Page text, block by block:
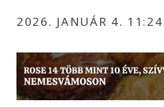
2026. JANUÁR 4. 11:24